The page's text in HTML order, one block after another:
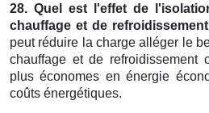
28. Quel est l'effet de
chauffage et de
peut réduire la charge alléger le
chauffage et de refroidissement
plus économes en énergie
coûts énergétiques.